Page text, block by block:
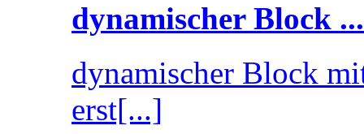
dynamischer Block ...
dynamischer Block
erst[...]